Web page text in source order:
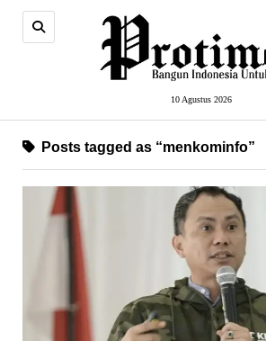
10 Agustus 2026
Posts tagged as “menkominfo”